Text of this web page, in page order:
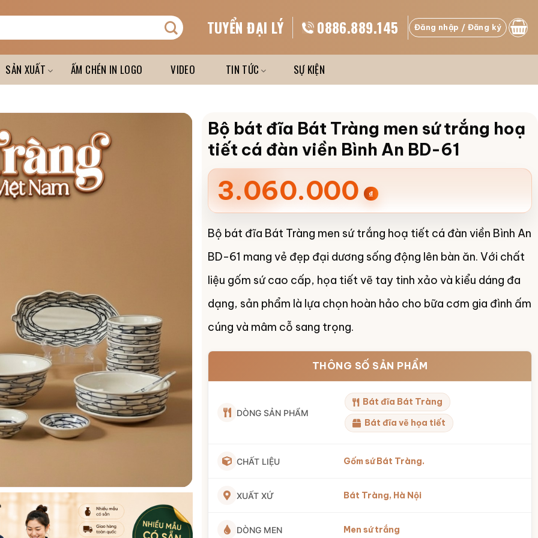
TUYỂN ĐẠI LÝ 0886.889.145 Đăng nhập / Đăng ký
SẢN XUẤT ẤM CHÉN IN LOGO VIDEO TIN TỨC SỰ KIỆN
Bộ bát đĩa Bát Tràng men sứ trắng hoạ
tiết cá đàn viền Bình An BD-61
3.060.000 ₫
Bộ bát đĩa Bát Tràng men sứ trắng hoạ tiết cá đàn viền Bình An
BD-61 mang vẻ đẹp đại dương sống động lên bàn ăn. Với chất
liệu gốm sứ cao cấp, họa tiết vẽ tay tinh xảo và kiểu dáng đa
dạng, sản phẩm là lựa chọn hoàn hảo cho bữa cơm gia đình ấm
cúng và mâm cỗ sang trọng.
THÔNG SỐ SẢN PHẨM
DÒNG SẢN PHẨM
Bát đĩa Bát Tràng
Bát đĩa vẽ họa tiết
CHẤT LIỆU Gốm sứ Bát Tràng.
XUẤT XỨ Bát Tràng, Hà Nội
DÒNG MEN Men sứ trắng